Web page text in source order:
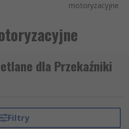
motoryzacyjne
dla Przekaźniki
Filtry